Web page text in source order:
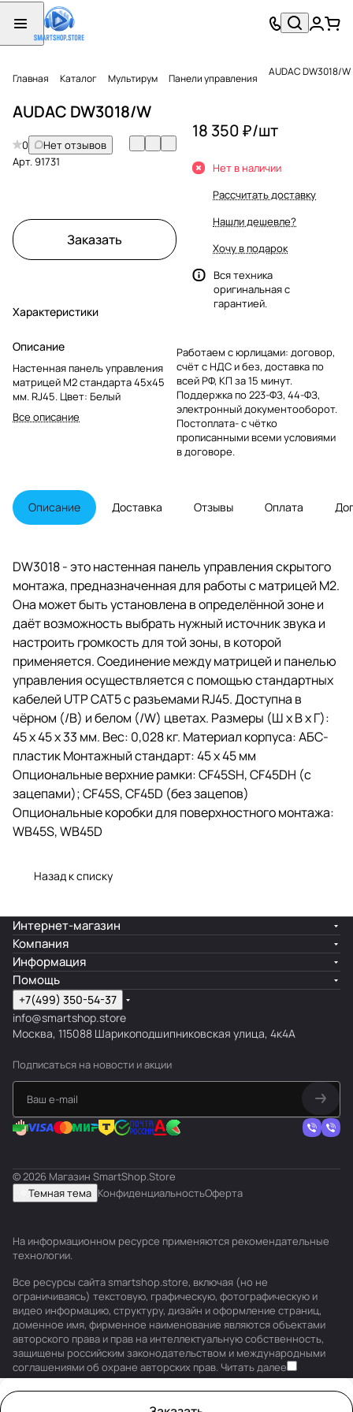
Главная Каталог Мультирум Панели управления AUDAC DW3018/W
AUDAC DW3018/W
0
Нет отзывов
Арт.91731
Заказать
Характеристики
Описание
Настенная панель управления
матрицей M2 стандарта 45х45
мм. RJ45. Цвет: Белый
Все описание
18 350 ₽/шт
Нет в наличии
Рассчитать доставку
Нашли дешевле?
Хочу в подарок
Вся техника
оригинальная с
гарантией.
Работаем с юрлицами: договор,
счёт с НДС и без, доставка по
всей РФ, КП за 15 минут.
Поддержка по 223-ФЗ, 44-ФЗ,
электронный документооборот.
Постоплата- с чётко
прописанными всеми условиями
в договоре.
Описание Доставка Отзывы Оплата
DW3018 - это настенная панель управления скрытого
монтажа, предназначенная для работы с матрицей M2.
Она может быть установлена в определённой зоне и
даёт возможность выбрать нужный источник звука и
настроить громкость для той зоны, в которой
применяется. Соединение между матрицей и панелью
управления осуществляется с помощью стандартных
кабелей UTP CAT5 с разъемами RJ45. Доступна в
чёрном (/B) и белом (/W) цветах. Размеры (Ш х В х Г):
45 x 45 x 33 мм. Вес: 0,028 кг. Материал корпуса: АБС-
пластик Монтажный стандарт: 45 x 45 мм
Опциональные верхние рамки: CF45SH, CF45DH (с
зацепами); CF45S, CF45D (без зацепов)
Опциональные коробки для поверхностного монтажа:
WB45S, WB45D
Назад к списку
Интернет-магазин
Компания
Информация
Помощь
+7(499) 350-54-37
info@smartshop.store
Москва, 115088 Шарикоподшипниковская улица, 4к4А
Подписаться на новости и акции
© 2026 Магазин SmartShop.Store
Темная тема КонфиденциальностьОферта
На информационном ресурсе применяются рекомендательные
технологии.
Все ресурсы сайта smartshop.store, включая (но не
ограничиваясь) текстовую, графическую, фотографическую и
видео информацию, структуру, дизайн и оформление страниц,
доменное имя, фирменное наименование являются объектами
авторского права и прав на интеллектуальную собственность,
защищены российским законодательством и международными
соглашениями об охране авторских прав. Читать далее